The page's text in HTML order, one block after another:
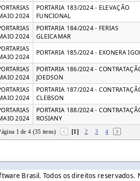
2024
PORTARIA 183/2024 - ELEVAÇÃO
FUNCIONAL
2024
PORTARIA 184/2024 - FERIAS
GLEICAMAR
2024
PORTARIA 185/2024 - EXONERA
2024
PORTARIA 186/2024 -
JOEDSON
2024
PORTARIA 187/2024 -
CLEBSON
2024
PORTARIA 188/2024 -
ROSIANY
1 de 4 (35 itens) [1] 2 3 4
Brasil. Todos os direitos reservados.